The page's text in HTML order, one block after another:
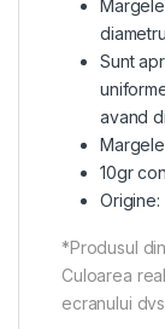
Sunt
avand
10gr
Origine:
*Produsul
Culoarea
ecranului